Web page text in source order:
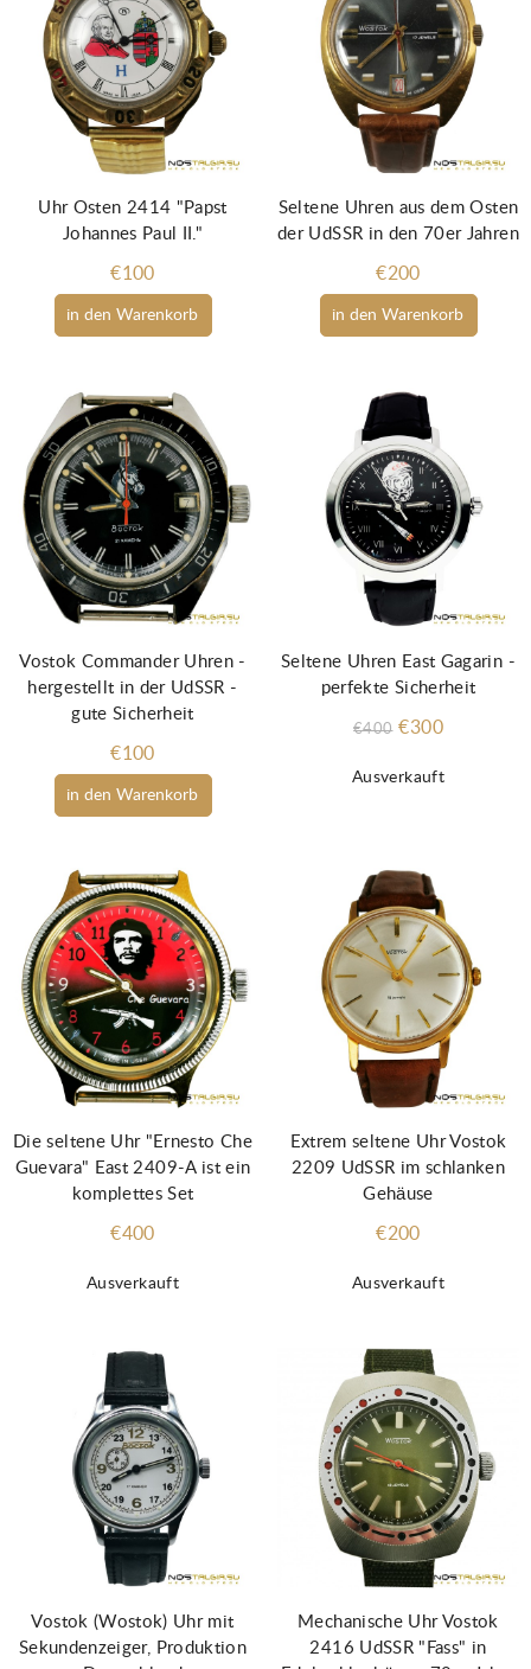
in den Warenkorb
Uhr Osten 2414 "Papst
Johannes Paul II."
€100
in den Warenkorb
Seltene Uhren aus dem Osten
der UdSSR in den 70er Jahren
€200
in den Warenkorb
Vostok Commander Uhren -
hergestellt in der UdSSR -
gute Sicherheit
€100
Ausverkauft
Seltene Uhren East Gagarin -
perfekte Sicherheit
€400 €300
Ausverkauft
Die seltene Uhr "Ernesto Che
Guevara" East 2409-A ist ein
komplettes Set
€400
Ausverkauft
Extrem seltene Uhr Vostok
2209 UdSSR im schlanken
Gehäuse
€200
Vostok (Wostok) Uhr mit
Sekundenzeiger, Produktion
Mechanische Uhr Vostok
2416 UdSSR "Fass" in